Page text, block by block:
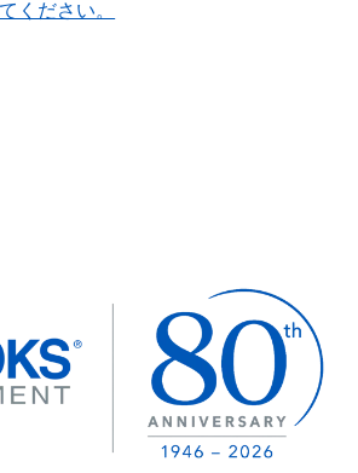
ください。